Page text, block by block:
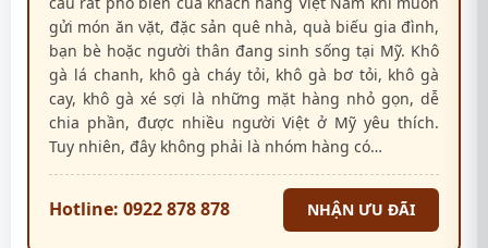
gửi món ăn vặt, đặc sản quê nhà, quà biếu gia đình,
bạn bè hoặc người thân đang sinh sống tại Mỹ. Khô
gà lá chanh, khô gà cháy tỏi, khô gà bơ tỏi, khô gà
cay, khô gà xé sợi là những mặt hàng nhỏ gọn, dễ
chia phần, được nhiều người Việt ở Mỹ yêu thích.
Tuy nhiên, đây không phải là nhóm hàng có…
Hotline: 0922 878 878 NHẬN ƯU ĐÃI